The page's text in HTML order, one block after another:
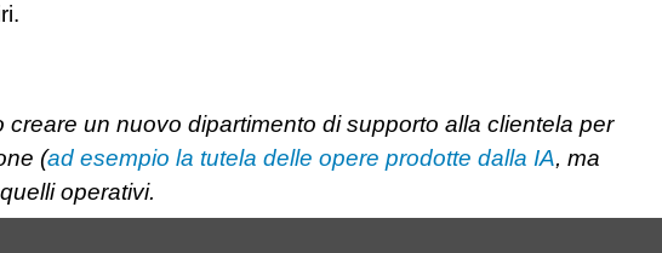
creare un nuovo dipartimento di supporto alla clientela per
(ad esempio la tutela delle opere prodotte dalla IA, ma
operativi.